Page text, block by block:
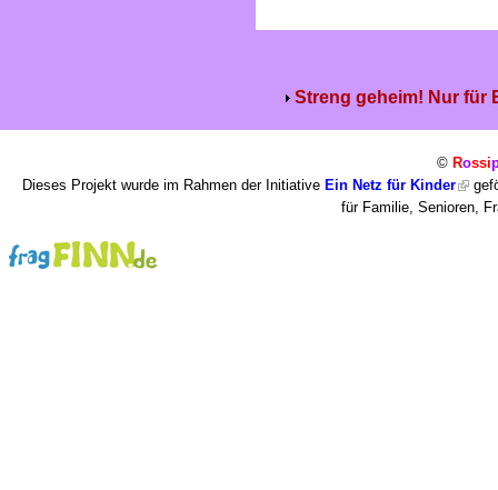
Streng geheim! Nur für
© Rossi
Dieses Projekt wurde im Rahmen der Initiative Ein Netz für Kinder
für Familie, Senioren,